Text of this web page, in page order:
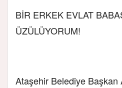
BİR ERKEK EVLAT
ÜZÜLÜYORUM!
Ataşehir Belediye Başkan